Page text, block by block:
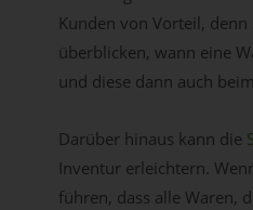
Kunden von Vorteil, denn
überblicken, wann eine
und diese dann auch
Darüber hinaus kann die
Inventur erleichtern.
führen, dass alle Waren,